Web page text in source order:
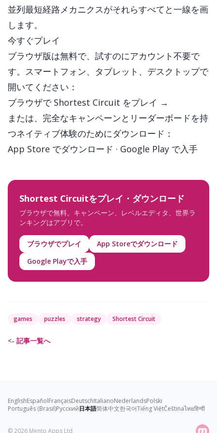
並列最短経路メカニクスがそれらすべてと一線を画
します。
今すぐプレイ
ブラウザ版は無料で、試すのにアカウント不要で
す。スマートフォン、タブレット、デスクトップで
開いてください：
ブラウザで Shortest Circuit をプレイ →
または、完全なキャンペーンとリーダーボードを持
つネイティブ体験のためにダウンロード：
App Store でダウンロード · Google Play で入手
Shortest Circuitをプレイ・ダウンロード
ブラウザで無料。キャンペーン、レベルエディタ、世界ラ
ンキングはアプリで。
ブラウザでプレイ
App Storeでダウンロード
Google Playで入手
games puzzles strategy Shortest Circuit
<- 記事一覧へ
EnglishEspañolFrançaisDeutschItalianoNederlandsPolski
Português (Brasil)Русский日本語简体中文한국어Tiếng ViệtČeštinaไทยहिन्दी
© 2026 Mento Apps Ltd